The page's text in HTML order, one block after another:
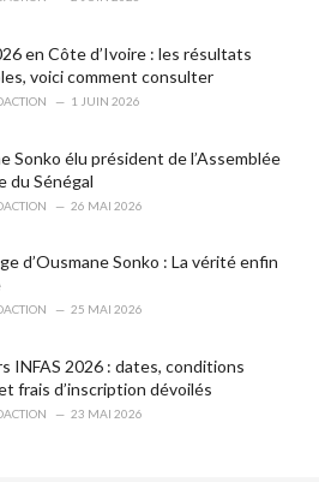
en Côte d’Ivoire : les résultats
voici comment consulter
1 JUIN 2026
Sonko élu président de l’Assemblée
du Sénégal
26 MAI 2026
d’Ousmane Sonko : La vérité enfin
25 MAI 2026
INFAS 2026 : dates, conditions
frais d’inscription dévoilés
23 MAI 2026